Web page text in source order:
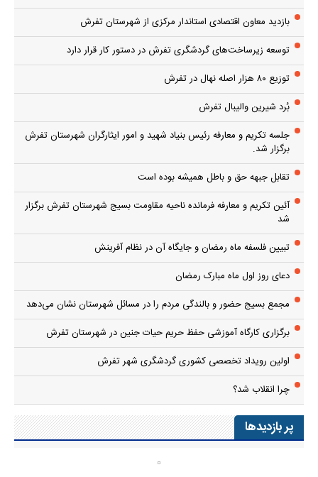
بازدید معاون اقتصادی استاندار مرکزی از شهرستان تفرش
توسعه زیرساخت‌های گردشگری تفرش در دستور کار قرار دارد
توزیع ۸۰ هزار اصله نهال در تفرش
بُرد شیرین والیبال تفرش
جلسه تکریم و معارفه رئیس بنیاد شهید و امور ایثارگران شهرستان تفرش
برگزار شد.
تقابل جبهه حق و باطل همیشه بوده است
آئین تکریم و معارفه فرمانده ناحیه مقاومت بسیج شهرستان تفرش برگزار
شد
تبیین فلسفه ماه رمضان و جایگاه آن در نظام آفرینش
دعای روز اول ماه مبارک رمضان
مجمع بسیج حضور و بالندگی مردم را در مسائل شهرستان نشان می‌دهد
برگزاری کارگاه آموزشی حفظ حریم حیات جنین در شهرستان تفرش
اولین رویداد تخصصی کشوری گردشگری شهر تفرش
چرا انقلاب شد؟
پر بازدیدها